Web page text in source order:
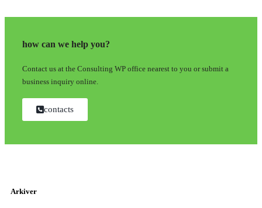
how can we help you?
Contact us at the Consulting WP office nearest to you or submit a
business inquiry online.
contacts
Arkiver